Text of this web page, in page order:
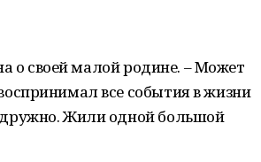
о своей малой родине. – Может
все события в жизни
дружно. Жили одной большой